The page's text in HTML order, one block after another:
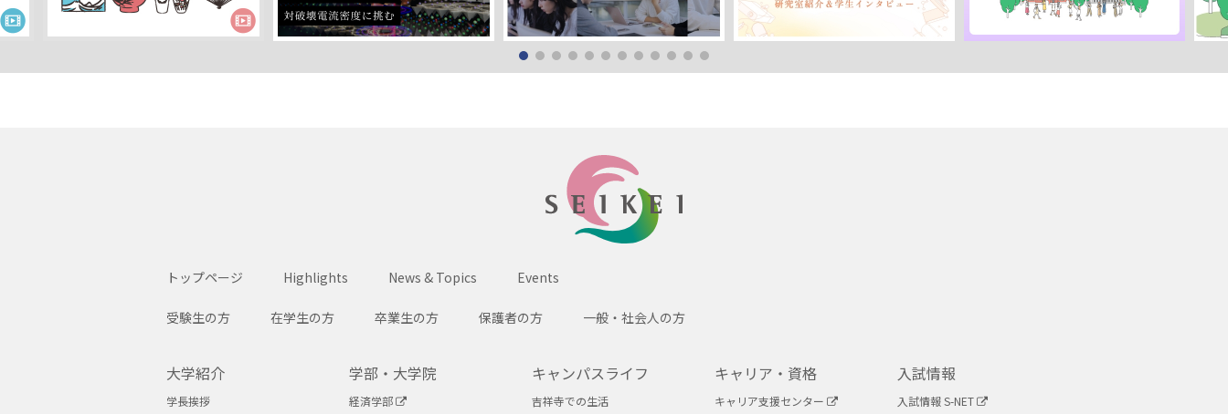
トップページ Highlights News & Topics Events
受験生の方 在学生の方 卒業生の方 保護者の方 一般・社会人の方
大学紹介
学長挨拶
学部・大学院
経済学部
キャンパスライフ
吉祥寺での生活
キャリア・資格
キャリア支援センター
入試情報
入試情報 S-NET